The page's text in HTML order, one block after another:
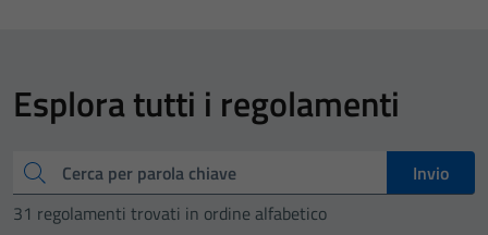
Esplora tutti i regolamenti
Cerca
Invio
31 regolamenti trovati in ordine alfabetico